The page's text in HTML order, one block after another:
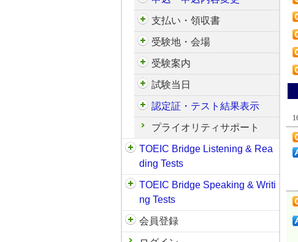
支払い・領収書
受験地・会場
受験案内
試験当日
認定証・テスト結果表示
プライオリティサポート
TOEIC Bridge Listening & Rea
ding Tests
TOEIC Bridge Speaking & Writi
ng Tests
会員登録